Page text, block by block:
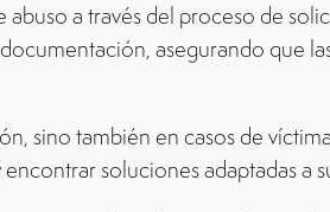
a través del proceso de
asegurando que
sino también en casos de
soluciones adaptadas a